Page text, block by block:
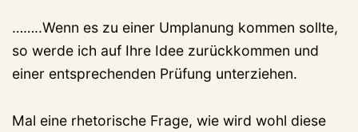
……..Wenn es zu einer Umplanung kommen sollte,
so werde ich auf Ihre Idee zurückkommen und
einer entsprechenden Prüfung unterziehen.
Mal eine rhetorische Frage, wie wird wohl diese